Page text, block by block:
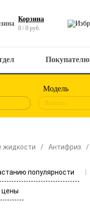
Корзина
0 / 0 руб.
Покупателю
Модель
Выбрать
Антифриз
популярности
цены